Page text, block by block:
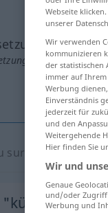
anklicken/
suru]
"kürzen"
Webseite
unserer
Wir verwenden
kommunizieren
der statistischen
immer auf
Werbung
Einverständnis
jederzeit für
und den
Weitergehende
Hier finden Sie
Wir und
Genaue
und/oder Zugriff
Werbung und